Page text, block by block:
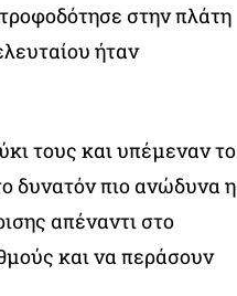
στην πλάτη
ήταν
τους και υπέμεναν το
δυνατόν πιο ανώδυνα η
απέναντι στο
και να περάσουν